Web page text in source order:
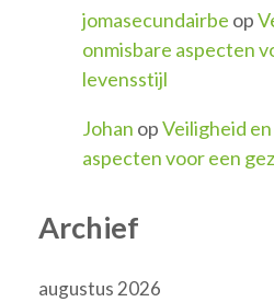
jomasecundairbe op
onmisbare aspecten
levensstijl
Johan opVeiligheid
aspecten voor een
Archief
augustus 2026